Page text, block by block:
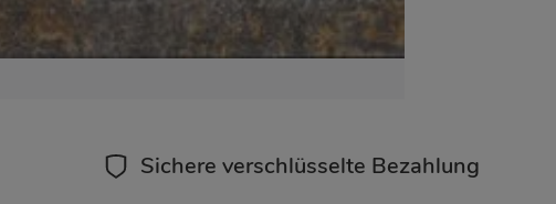
Sichere verschlüsselte Bezahlung